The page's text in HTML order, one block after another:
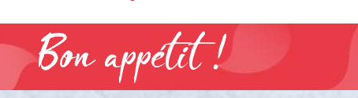
Bon appétit !